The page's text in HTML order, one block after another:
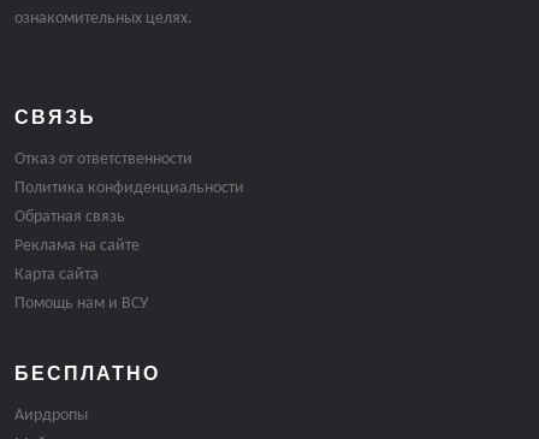
ознакомительных целях.
СВЯЗЬ
Отказ от ответственности
Политика конфиденциальности
Обратная связь
Реклама на сайте
Карта сайта
Помощь нам и ВСУ
БЕСПЛАТНО
Аирдропы